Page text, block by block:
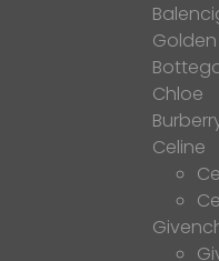
Chloe
Celine